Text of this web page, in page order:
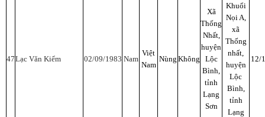
47Lạc Văn Kiểm 02/09/1983 Nam
Việt
Nam
Nùng Không
Xã
Thống
Nhất,
huyện
Lộc
Bình,
tỉnh
Lạng
Sơn
Khuổi
Nọi A,
xã
Thống
nhất,
huyện
Lộc
Bình,
tỉnh
Lạng
12/